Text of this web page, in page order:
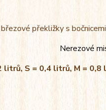
překližky s
Nerezové
litrů, S = 0,4 litrů, M =